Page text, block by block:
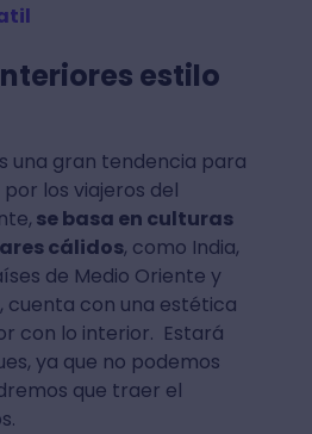
estilo
una gran tendencia para
por los viajeros del
se basa en culturas
cálidos, como India,
de Medio Oriente y
cuenta con una estética
con lo interior. Estará
ya que no podemos
que traer el